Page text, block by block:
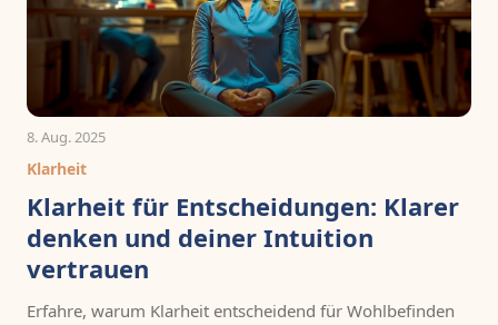
8. Aug. 2025
Klarheit
Klarheit für Entscheidungen: Klarer
denken und deiner Intuition
vertrauen
Erfahre, warum Klarheit entscheidend für Wohlbefinden